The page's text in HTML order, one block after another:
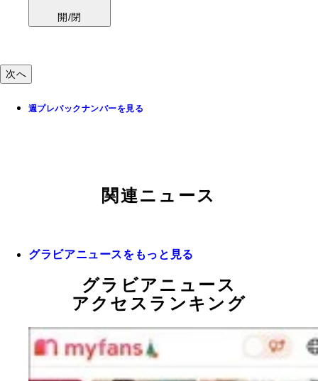
次へ
週プレバックナンバーを見る
関連ニュース
グラビアニュースをもっと見る
グラビアニュース
アクセスランキング